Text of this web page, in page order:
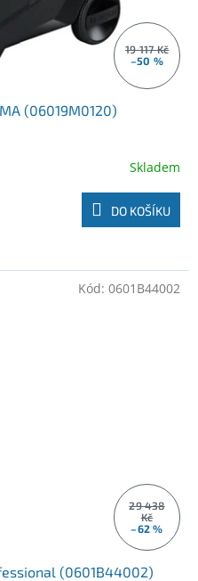
19 117 Kč
–50 %
(06019M0120)
Skladem
DO KOŠÍKU
29 438
Kč
–62 %
(0601B44002)
Kód: 0601B44002